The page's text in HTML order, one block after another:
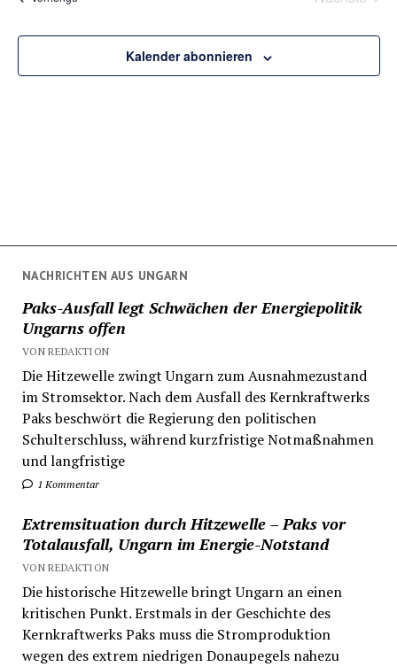
NACHRICHTEN AUS UNGARN
Paks-Ausfall legt Schwächen der Energiepolitik
Ungarns offen
VON REDAKTION
Die Hitzewelle zwingt Ungarn zum Ausnahmezustand
im Stromsektor. Nach dem Ausfall des Kernkraftwerks
Paks beschwört die Regierung den politischen
Schulterschluss, während kurzfristige Notmaßnahmen
und langfristige
1 Kommentar
Extremsituation durch Hitzewelle – Paks vor
Totalausfall, Ungarn im Energie-Notstand
VON REDAKTION
Die historische Hitzewelle bringt Ungarn an einen
kritischen Punkt. Erstmals in der Geschichte des
Kernkraftwerks Paks muss die Stromproduktion
wegen des extrem niedrigen Donaupegels nahezu
Kalender abonnieren